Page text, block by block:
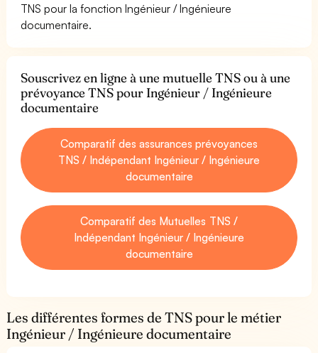
TNS pour la fonction Ingénieur / Ingénieure
documentaire.
Souscrivez en ligne à une mutuelle TNS ou à une
prévoyance TNS pour Ingénieur / Ingénieure
documentaire
Comparatif des assurances prévoyances
TNS / Indépendant Ingénieur / Ingénieure
documentaire
Comparatif des Mutuelles TNS /
Indépendant Ingénieur / Ingénieure
documentaire
Les différentes formes de TNS pour le métier
Ingénieur / Ingénieure documentaire